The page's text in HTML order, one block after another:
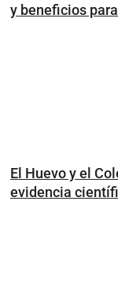
y beneficios
El Huevo y el
evidencia